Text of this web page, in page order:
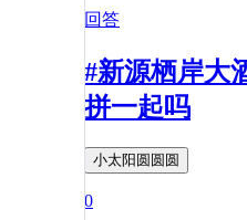
回答
#新源栖岸大
拼一起吗
小太阳圆圆圆
0